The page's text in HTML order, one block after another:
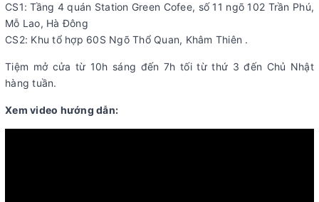
CS1: Tầng 4 quán Station Green Cofee, số 11 ngõ 102 Trần Phú,
Mỗ Lao, Hà Đông
CS2: Khu tổ hợp 60S Ngõ Thổ Quan, Khâm Thiên .
Tiệm mở cửa từ 10h sáng đến 7h tối từ thứ 3 đến Chủ Nhật
hàng tuần.
Xem video hướng dẫn: